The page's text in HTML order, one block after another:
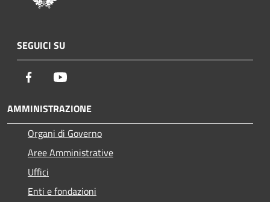
SEGUICI SU
Facebook
AMMINISTRAZIONE
Organi di Governo
Aree Amministrative
Uffici
Enti e fondazioni